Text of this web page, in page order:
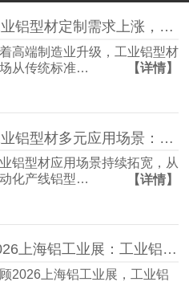
工业铝型材定制需求上涨，标准型材慢慢跟不上市场
高端制造业升级，工业铝型材
从传统标准…
【详情】
工业铝型材多元应用场景：从自动化产线到储能与通信领域
铝型材应用场景持续拓宽，从
化产线铝型…
【详情】
2026上海铝工业展：工业铝型材框架技术三大新看点
2026上海铝工业展，工业铝